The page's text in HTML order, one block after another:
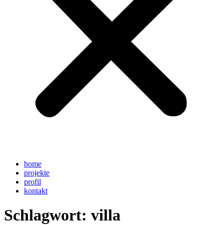
home
projekte
profil
kontakt
Schlagwort: villa